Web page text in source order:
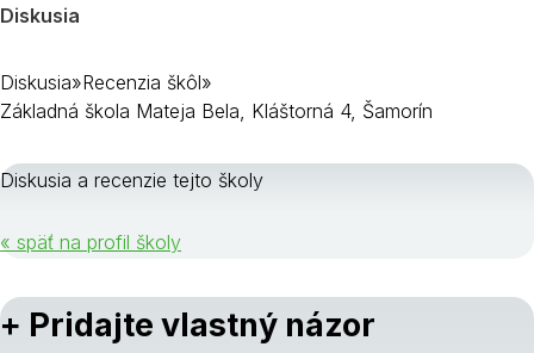
Diskusia
Diskusia»Recenzia škôl»
Základná škola Mateja Bela, Kláštorná 4, Šamorín
Diskusia a recenzie tejto školy
« späť na profil školy
+ Pridajte vlastný názor